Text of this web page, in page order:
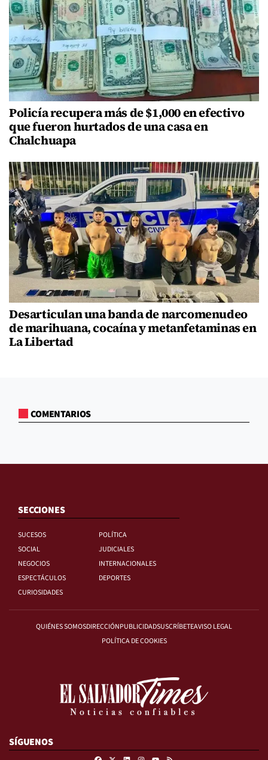
Policía recupera más de $1,000 en efectivo
que fueron hurtados de una casa en
Chalchuapa
Desarticulan una banda de narcomenudeo
de marihuana, cocaína y metanfetaminas en
La Libertad
COMENTARIOS
SECCIONES
SUCESOS
POLÍTICA
SOCIAL
JUDICIALES
NEGOCIOS
INTERNACIONALES
ESPECTÁCULOS
DEPORTES
CURIOSIDADES
QUIÉNES SOMOSDIRECCIÓNPUBLICIDADSUSCRÍBETEAVISO LEGAL
POLÍTICA DE COOKIES
SÍGUENOS